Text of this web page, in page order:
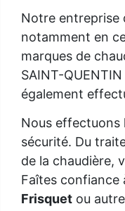
Notre entreprise
notamment en
marques de
SAINT-
également
Nous effectuons
sécurité. Du
de la chaudière,
Faîtes confiance
Frisquet ou